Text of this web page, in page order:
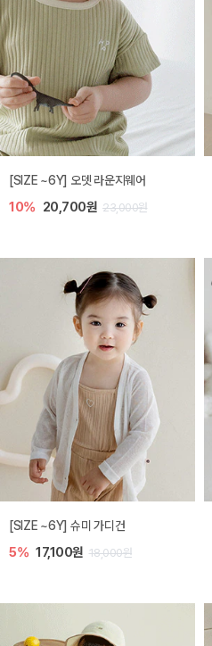
[SIZE ~6Y] 오뎃 라운지웨어
10% 20,700원 23,000원
[SIZE ~6Y] 슈미 가디건
5% 17,100원 18,000원